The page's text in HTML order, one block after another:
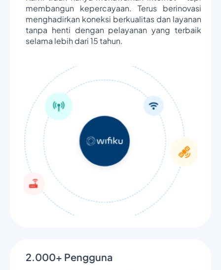
membangun kepercayaan. Terus berinovasi
menghadirkan koneksi berkualitas dan layanan
tanpa henti dengan pelayanan yang terbaik
selama lebih dari 15 tahun.
2.000+ Pengguna